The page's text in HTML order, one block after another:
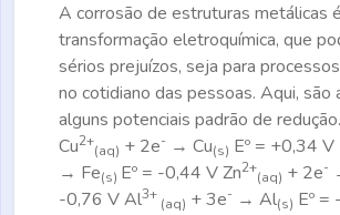
A corrosão de estruturas metálicas
transformação eletroquímica, que
sérios prejuízos, seja para
no cotidiano das pessoas. Aqui, são
alguns potenciais padrão de redução.
Cu2+
(aq) + 2e- → Cu(s) Eº = +0,34 V
→ Fe(s) Eº = -0,44 VZn2+
(aq) + 2e-
-0,76 VAl3+
(aq) + 3e- → Al(s) Eº =